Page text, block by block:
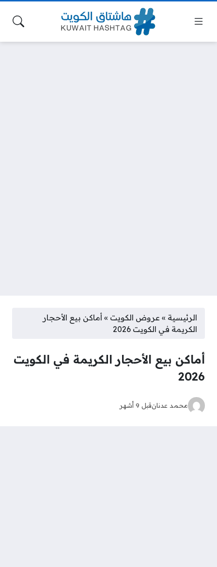
الرئيسية » عروض الكويت » أماكن بيع الأحجار
الكريمة في الكويت 2026
أماكن بيع الأحجار الكريمة في الكويت
2026
محمد عدنانقبل 9 أشهر